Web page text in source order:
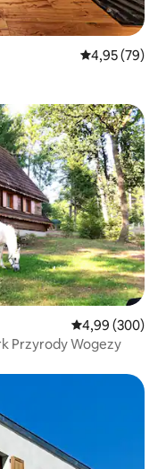
Średnia
4,95 (79)
Średnia
4,99 (300)
Przyrody Wogezy
gości